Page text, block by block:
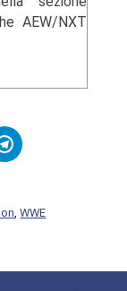
AEW/NXT
,WWE